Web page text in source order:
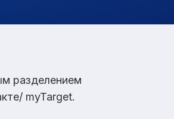
разделением
myTarget.